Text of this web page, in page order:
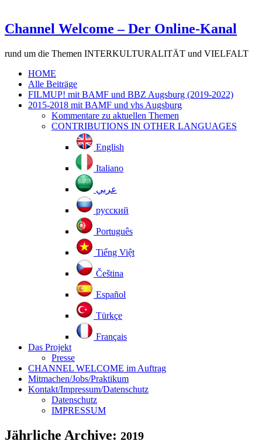
Channel Welcome – Der Online-Kanal
rund um die Themen INTERKULTURALITÄT und VIELFALT
HOME
Alle Beiträge
FILMUP! mit BAMF und BBZ Augsburg (2019-2022)
2015-2018 mit BAMF und vhs Augsburg
Kommentare zu aktuellen Themen
CONTRIBUTIONS IN OTHER LANGUAGES
English
Italiano
عربي
русский
Português
Tiếng Việt
Čeština
Español
Türkçe
Français
Das Projekt
Presse
CHANNEL WELCOME im Auftrag
Mitmachen/Jobs/Praktikum
Kontakt/Impressum/Datenschutz
Datenschutz
IMPRESSUM
Jährliche Archive: 2019